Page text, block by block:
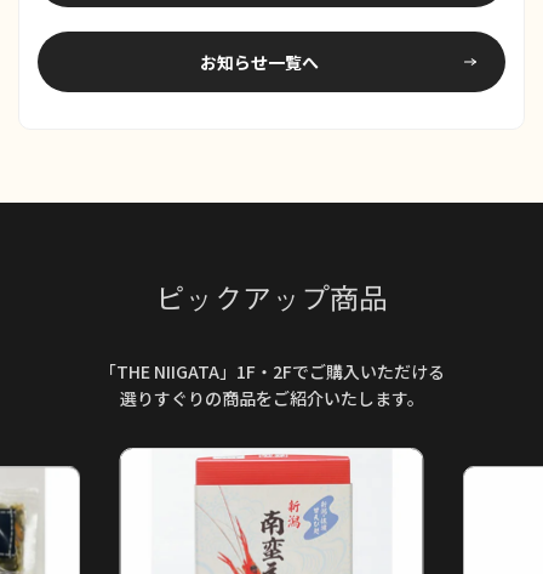
お知らせ一覧へ
ピックアップ商品
「THE NIIGATA」1F・2Fでご購入いただける
選りすぐりの商品をご紹介いたします。